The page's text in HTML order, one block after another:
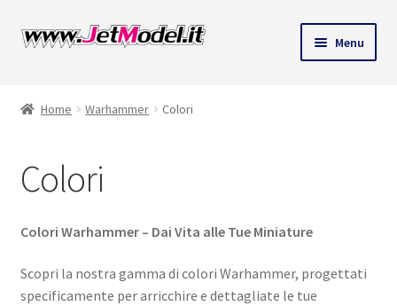
Vai
alla
Vai
Menu
Home Warhammer Colori
Colori
Colori Warhammer – Dai Vita alle Tue Miniature
Scopri la nostra gamma di colori Warhammer, progettati
specificamente per arricchire e dettagliate le tue